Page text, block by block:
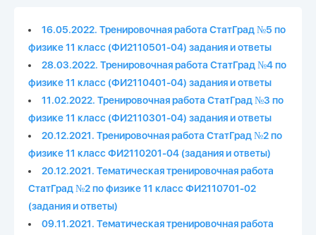
16.05.2022. Тренировочная работа СтатГрад №5 по
физике 11 класс (ФИ2110501-04) задания и ответы
28.03.2022. Тренировочная работа СтатГрад №4 по
физике 11 класс (ФИ2110401-04) задания и ответы
11.02.2022. Тренировочная работа СтатГрад №3 по
физике 11 класс (ФИ2110301-04) задания и ответы
20.12.2021. Тренировочная работа СтатГрад №2 по
физике 11 класс ФИ2110201-04 (задания и ответы)
20.12.2021. Тематическая тренировочная работа
СтатГрад №2 по физике 11 класс ФИ2110701-02
(задания и ответы)
09.11.2021. Тематическая тренировочная работа